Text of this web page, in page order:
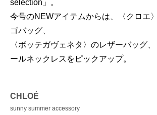
selection」。
今号のNEWアイテムからは、〈クロエ
ゴバッグ、
〈ボッテガヴェネタ〉のレザーバッグ
ールネックレスをピックアップ。
CHLOÉ
sunny summer accessory